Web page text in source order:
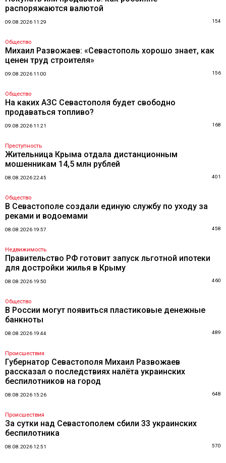
распоряжаются валютой
09.08.2026 11:29 154
Общество
Михаил Развожаев: «Севастополь хорошо знает, как
ценен труд строителя»
09.08.2026 11:00 156
Общество
На каких АЗС Севастополя будет свободно
продаваться топливо?
09.08.2026 11:21 168
Преступность
Жительница Крыма отдала дистанционным
мошенникам 14,5 млн рублей
08.08.2026 22:45 401
Общество
В Севастополе создали единую службу по уходу за
реками и водоемами
08.08.2026 19:57 458
Недвижимость
Правительство РФ готовит запуск льготной ипотеки
для достройки жилья в Крыму
08.08.2026 19:50 460
Общество
В России могут появиться пластиковые денежные
банкноты
08.08.2026 19:44 489
Происшествия
Губернатор Севастополя Михаил Развожаев
рассказал о последствиях налёта украинских
беспилотников на город
08.08.2026 15:26 648
Происшествия
За сутки над Севастополем сбили 33 украинских
беспилотника
08.08.2026 12:51 570